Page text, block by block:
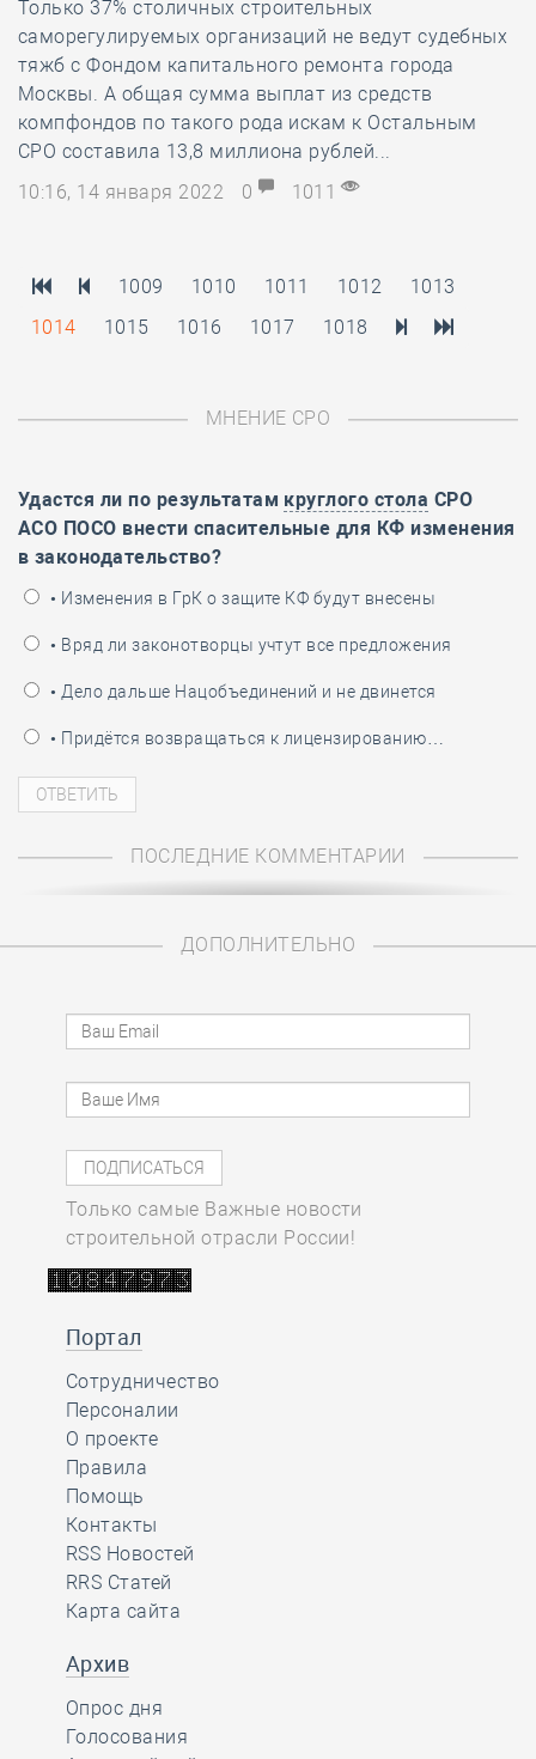
Только 37% столичных строительных
саморегулируемых организаций не ведут судебных
тяжб с Фондом капитального ремонта города
Москвы. А общая сумма выплат из средств
компфондов по такого рода искам к Остальным
СРО составила 13,8 миллиона рублей...
10:16, 14 января 2022
0 1011
1009 1010 1011 1012
1013
1014
1015 1016 1017 1018
МНЕНИЕ СРО
Удастся ли по результатам круглого стола СРО
АСО ПОСО внести спасительные для КФ изменения
в законодательство?
• Изменения в ГрК о защите КФ будут внесены
• Вряд ли законотворцы учтут все предложения
• Дело дальше Нацобъединений и не двинется
• Придётся возвращаться к лицензированию…
ПОСЛЕДНИЕ КОММЕНТАРИИ
ДОПОЛНИТЕЛЬНО
Только самые Важные новости
строительной отрасли России!
Портал
Сотрудничество
Персоналии
О проекте
Правила
Помощь
Контакты
RSS Новостей
RRS Статей
Карта сайта
Архив
Опрос дня
Голосования